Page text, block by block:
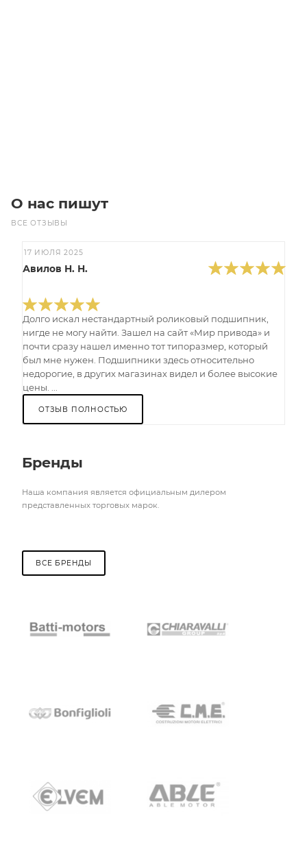
О нас пишут
ВСЕ ОТЗЫВЫ
17 ИЮЛЯ 2025
Авилов Н. Н.
Долго искал нестандартный роликовый подшипник,
нигде не могу найти. Зашел на сайт «Мир привода» и
почти сразу нашел именно тот типоразмер, который
был мне нужен. Подшипники здесь относительно
недорогие, в других магазинах видел и более высокие
цены. ...
ОТЗЫВ ПОЛНОСТЬЮ
Бренды
Наша компания является официальным дилером
представленных торговых марок.
ВСЕ БРЕНДЫ